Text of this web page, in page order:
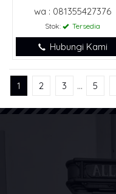
wa : 081355427376
Stok: Tersedia
Hubungi Kami
1 2 3 … 5